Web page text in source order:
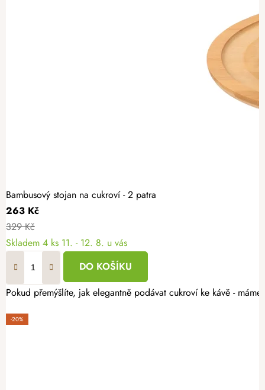
Bambusový stojan na cukroví - 2 patra
263 Kč
329 Kč
Skladem 4 ks 11. - 12. 8. u vás
DO KOŠÍKU
Pokud přemýšlíte, jak elegantně podávat cukroví ke kávě -
-20%